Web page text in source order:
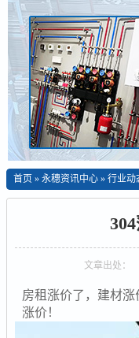
首页 »永穗资讯中心 »行业动
文章出处：
房租涨价了，建材
涨价！